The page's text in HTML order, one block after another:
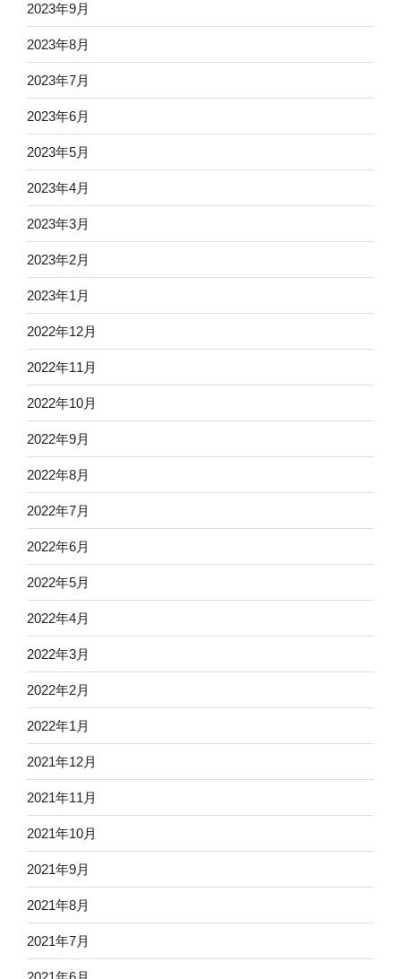
2023年9月
2023年8月
2023年7月
2023年6月
2023年5月
2023年4月
2023年3月
2023年2月
2023年1月
2022年12月
2022年11月
2022年10月
2022年9月
2022年8月
2022年7月
2022年6月
2022年5月
2022年4月
2022年3月
2022年2月
2022年1月
2021年12月
2021年11月
2021年10月
2021年9月
2021年8月
2021年7月